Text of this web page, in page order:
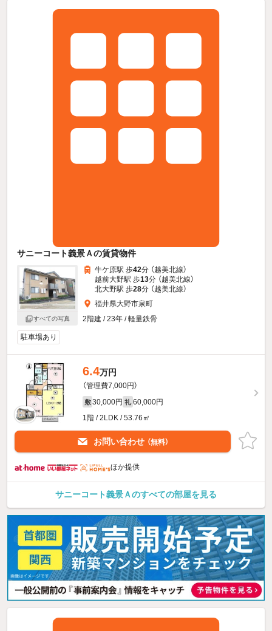
サニーコート義景Ａの賃貸物件
すべての写真
牛ケ原駅 歩42分 （越美北線）
越前大野駅 歩13分 （越美北線）
北大野駅 歩28分 （越美北線）
福井県大野市泉町
2階建 / 23年 / 軽量鉄骨
駐車場あり
6.4万円
（管理費7,000円）
敷 30,000円 礼 60,000円
1階 / 2LDK / 53.76㎡
お問い合わせ （無料）
ほか提供
サニーコート義景Ａのすべての部屋を見る